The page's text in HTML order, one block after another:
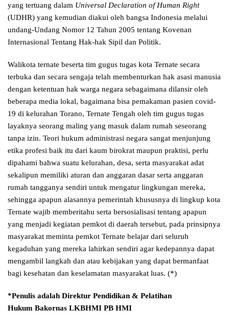
yang tertuang dalam Universal Declaration of Human Right
(UDHR) yang kemudian diakui oleh bangsa Indonesia melalui
undang-Undang Nomor 12 Tahun 2005 tentang Kovenan
Internasional Tentang Hak-hak Sipil dan Politik.
Walikota ternate beserta tim gugus tugas kota Ternate secara
terbuka dan secara sengaja telah membenturkan hak asasi manusia
dengan ketentuan hak warga negara sebagaimana dilansir oleh
beberapa media lokal, bagaimana bisa pemakaman pasien covid-
19 di kelurahan Torano, Ternate Tengah oleh tim gugus tugas
layaknya seorang maling yang masuk dalam rumah seseorang
tanpa izin. Teori hukum administrasi negara sangat menjunjung
etika profesi baik itu dari kaum birokrat maupun praktisi, perlu
dipahami bahwa suatu kelurahan, desa, serta masyarakat adat
sekalipun memiliki aturan dan anggaran dasar serta anggaran
rumah tangganya sendiri untuk mengatur lingkungan mereka,
sehingga apapun alasannya pemerintah khususnya di lingkup kota
Ternate wajib memberitahu serta bersosialisasi tentang apapun
yang menjadi kegiatan pemkot di daerah tersebut, pada prinsipnya
masyarakat meminta pemkot Ternate belajar dari seluruh
kegaduhan yang mereka lahirkan sendiri agar kedepannya dapat
mengambil langkah dan atau kebijakan yang dapat bermanfaat
bagi kesehatan dan keselamatan masyarakat luas. (*)
*Penulis adalah Direktur Pendidikan & Pelatihan
Hukum Bakornas LKBHMI PB HMI